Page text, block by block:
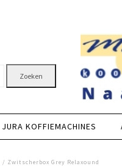
Zoeken
JURA KOFFIEMACHINES
/ Zwitscherbox Grey Relaxound